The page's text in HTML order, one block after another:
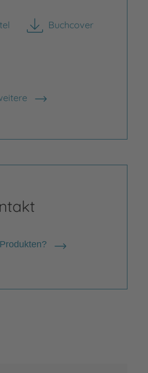
Buchcover
herunterladen
anzeigen